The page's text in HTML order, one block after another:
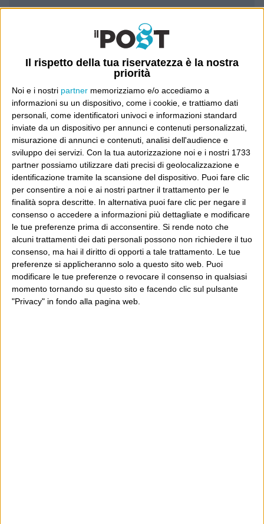
Il rispetto della tua riservatezza è la nostra
priorità
Noi e i nostri partner memorizziamo e/o accediamo a
informazioni su un dispositivo, come i cookie, e trattiamo dati
personali, come identificatori univoci e informazioni standard
inviate da un dispositivo per annunci e contenuti personalizzati,
misurazione di annunci e contenuti, analisi dell'audience e
sviluppo dei servizi. Con la tua autorizzazione noi e i nostri 1733
partner possiamo utilizzare dati precisi di geolocalizzazione e
identificazione tramite la scansione del dispositivo. Puoi fare clic
per consentire a noi e ai nostri partner il trattamento per le
finalità sopra descritte. In alternativa puoi fare clic per negare il
consenso o accedere a informazioni più dettagliate e modificare
le tue preferenze prima di acconsentire. Si rende noto che
alcuni trattamenti dei dati personali possono non richiedere il tuo
consenso, ma hai il diritto di opporti a tale trattamento. Le tue
preferenze si applicheranno solo a questo sito web. Puoi
modificare le tue preferenze o revocare il consenso in qualsiasi
momento tornando su questo sito e facendo clic sul pulsante
"Privacy" in fondo alla pagina web.
Luca Sofri Wittgenstein
POST PRECEDENTE
Conformisti
POST SUCCESSIVO
Tutti allenatori della nazionale
E per i regali di Natale